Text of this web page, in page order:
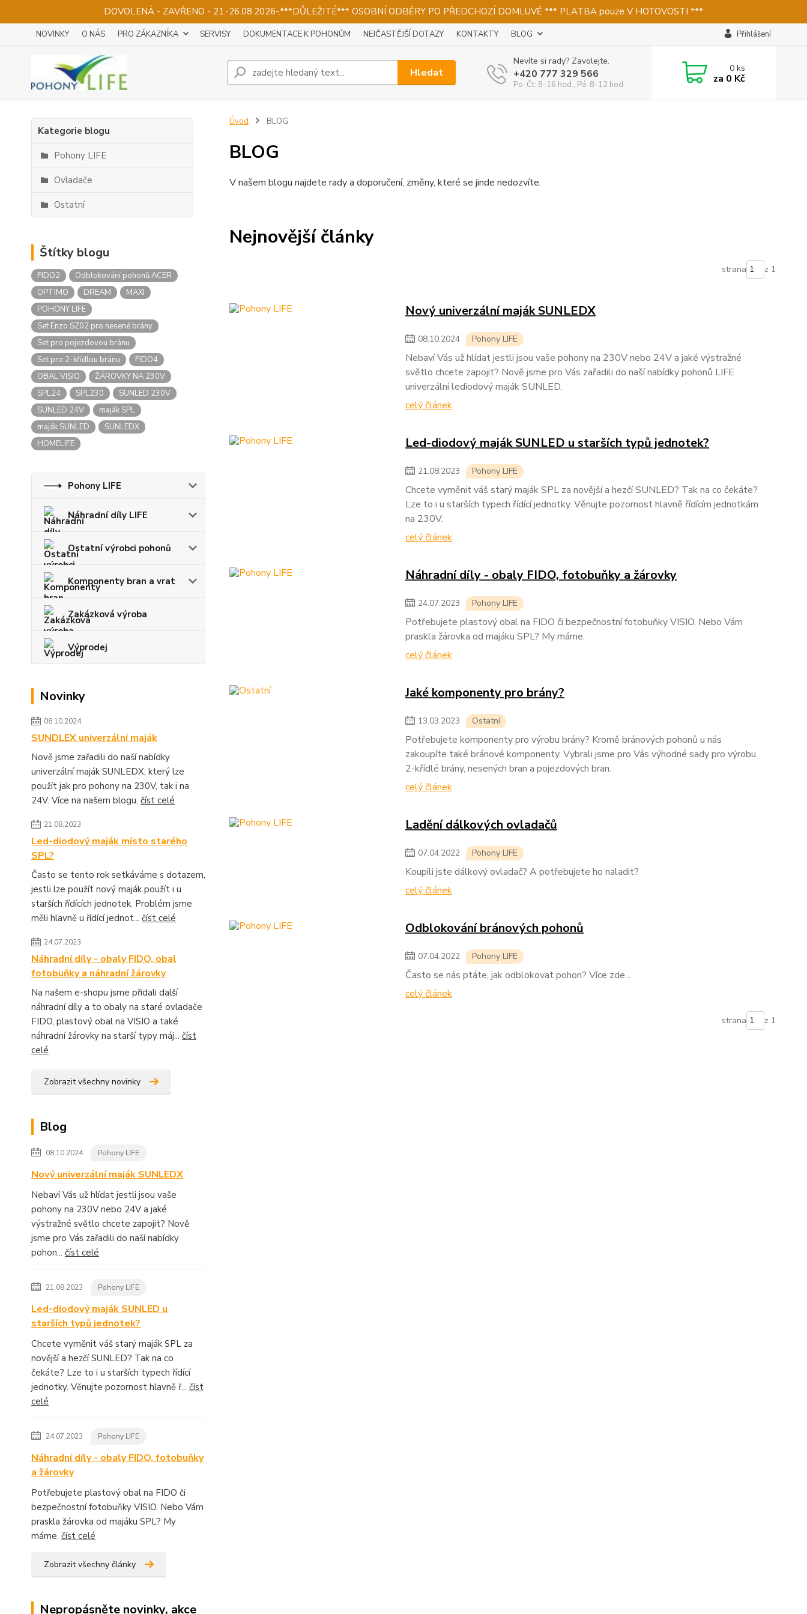
DOVOLENÁ - ZAVŘENO - 21.-26.08.2026-.***DŮLEŽITÉ*** OSOBNÍ ODBĚRY PO PŘEDCHOZÍ DOMLUVĚ *** PLATBA pouze V HOTOVOSTI ***
NOVINKY O NÁS PRO ZÁKAZNÍKA SERVISY DOKUMENTACE K POHONŮM NEJČASTĚJŠÍ DOTAZY KONTAKTY BLOG Přihlášení
Hledat
Nevíte si rady? Zavolejte.
+420 777 329 566
Po-Čt: 8-16 hod., Pá: 8-12 hod.
0ks
za 0 Kč
Kategorie blogu
Pohony LIFE
Ovladače
Ostatní
Štítky blogu
FIDO2
Odblokování pohonů ACER
OPTIMO
DREAM
MAXI
POHONY LIFE
Set Enzo SZ02 pro nesené brány
Set pro pojezdovou bránu
Set pro 2-křídlou bránu
FIDO4
OBAL VISIO
ŽÁROVKY NA 230V
SPL24
SPL230
SUNLED 230V
SUNLED 24V
maják SPL
maják SUNLED
SUNLEDX
HOMELIFE
Pohony LIFE
Náhradní díly LIFE
Ostatní výrobci pohonů
Komponenty bran a vrat
Zakázková výroba
Výprodej
Novinky
08.10.2024
SUNDLEX univerzální maják
Nově jsme zařadili do naší nabídky
univerzální maják SUNLEDX, který lze
použít jak pro pohony na 230V, tak i na
24V. Více na našem blogu. číst celé
21.08.2023
Led-diodový maják místo starého
SPL?
Často se tento rok setkáváme s dotazem,
jestli lze použít nový maják použít i u
starších řídících jednotek. Problém jsme
měli hlavně u řídící jednot... číst celé
24.07.2023
Náhradní díly - obaly FIDO, obal
fotobuňky a náhradní žárovky
Na našem e-shopu jsme přidali další
náhradní díly a to obaly na staré ovladače
FIDO, plastový obal na VISIO a také
náhradní žárovky na starší typy máj... číst
celé
Zobrazit všechny novinky
Blog
08.10.2024 Pohony LIFE
Nový univerzální maják SUNLEDX
Nebaví Vás už hlídat jestli jsou vaše
pohony na 230V nebo 24V a jaké
výstražné světlo chcete zapojit? Nově
jsme pro Vás zařadili do naší nabídky
pohon... číst celé
21.08.2023 Pohony LIFE
Led-diodový maják SUNLED u
starších typů jednotek?
Chcete vyměnit váš starý maják SPL za
novější a hezčí SUNLED? Tak na co
čekáte? Lze to i u starších typech řídící
jednotky. Věnujte pozornost hlavně ř... číst
celé
24.07.2023 Pohony LIFE
Náhradní díly - obaly FIDO, fotobuňky
a žárovky
Potřebujete plastový obal na FIDO či
bezpečnostní fotobuňky VISIO. Nebo Vám
praskla žárovka od majáku SPL? My
máme. číst celé
Zobrazit všechny články
Nepropásněte novinky, akce
Úvod BLOG
BLOG
V našem blogu najdete rady a doporučení, změny, které se jinde nedozvíte.
Nejnovější články
strana z 1
Nový univerzální maják SUNLEDX
08.10.2024 Pohony LIFE
Nebaví Vás už hlídat jestli jsou vaše pohony na 230V nebo 24V a jaké výstražné
světlo chcete zapojit? Nově jsme pro Vás zařadili do naší nabídky pohonů LIFE
univerzální lediodový maják SUNLED.
celý článek
Led-diodový maják SUNLED u starších typů jednotek?
21.08.2023 Pohony LIFE
Chcete vyměnit váš starý maják SPL za novější a hezčí SUNLED? Tak na co čekáte?
Lze to i u starších typech řídící jednotky. Věnujte pozornost hlavně řídícím jednotkám
na 230V.
celý článek
Náhradní díly - obaly FIDO, fotobuňky a žárovky
24.07.2023 Pohony LIFE
Potřebujete plastový obal na FIDO či bezpečnostní fotobuňky VISIO. Nebo Vám
praskla žárovka od majáku SPL? My máme.
celý článek
Jaké komponenty pro brány?
13.03.2023 Ostatní
Potřebujete komponenty pro výrobu brány? Kromě bránových pohonů u nás
zakoupíte také bránové komponenty. Vybrali jsme pro Vás výhodné sady pro výrobu
2-křídlé brány, nesených bran a pojezdových bran.
celý článek
Ladění dálkových ovladačů
07.04.2022 Pohony LIFE
Koupili jste dálkový ovladač? A potřebujete ho naladit?
celý článek
Odblokování bránových pohonů
07.04.2022 Pohony LIFE
Často se nás ptáte, jak odblokovat pohon? Více zde...
celý článek
strana z 1